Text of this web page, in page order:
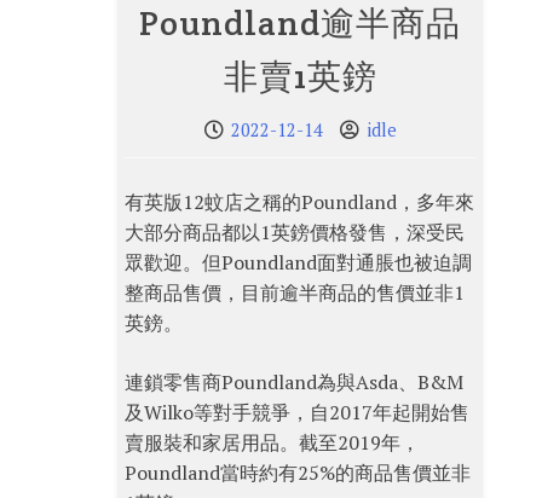
Poundland逾半商品
非賣1英鎊
2022-12-14 idle
有英版12蚊店之稱的Poundland，多年來
大部分商品都以1英鎊價格發售，深受民
眾歡迎。但Poundland面對通脹也被迫調
整商品售價，目前逾半商品的售價並非1
英鎊。
連鎖零售商Poundland為與Asda、B&M
及Wilko等對手競爭，自2017年起開始售
賣服裝和家居用品。截至2019年，
Poundland當時約有25%的商品售價並非